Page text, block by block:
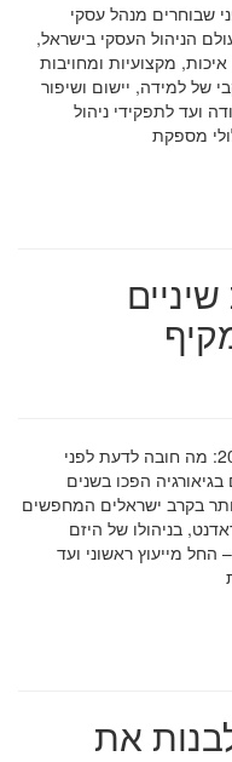
לדעת לפני שבוחרים מנהל עסקי
הניהול העסקי בישראל,
מקצועיות ומחויבות
של למידה, יישום ושיפור
ועד לתפקידי ניהול
השתלות שיניים ושיקום פה בגיאורגיה 2025: מה חובה לדעת לפני
הפכו בשנים
בקרב ישראלים המחפשים
בניהולו של היזם
מייעוץ ראשוני ועד
את